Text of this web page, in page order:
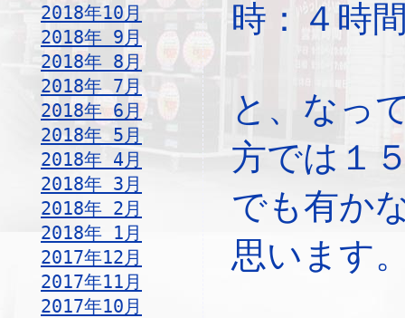
2018年10月
2018年 9月
2018年 8月
2018年 7月
2018年 6月
2018年 5月
2018年 4月
2018年 3月
2018年 2月
2018年 1月
2017年12月
2017年11月
2017年10月
時：４時
と、なっ
方では１
でも有か
思います